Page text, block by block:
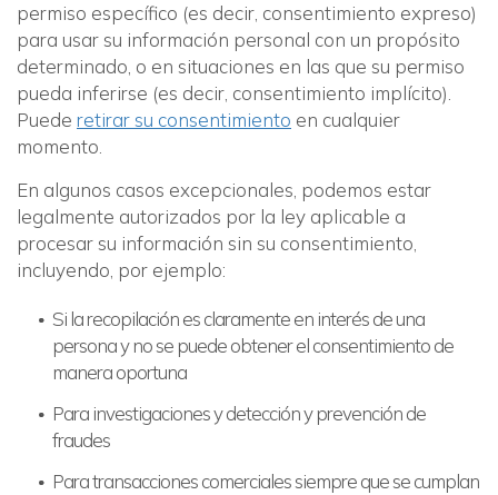
permiso específico (es decir, consentimiento expreso)
para usar su información personal con un propósito
determinado, o en situaciones en las que su permiso
pueda inferirse (es decir, consentimiento implícito).
Puede retirar su consentimiento en cualquier
momento.
En algunos casos excepcionales, podemos estar
legalmente autorizados por la ley aplicable a
procesar su información sin su consentimiento,
incluyendo, por ejemplo:
Si la recopilación es claramente en interés de una
persona y no se puede obtener el consentimiento de
manera oportuna
Para investigaciones y detección y prevención de
fraudes
Para transacciones comerciales siempre que se cumplan